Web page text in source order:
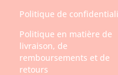
Politique de
Politique en matière de
livraison, de
remboursements et de
retours